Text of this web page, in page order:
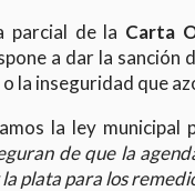
parcial de la Carta
a dar la
la inseguridad que
la ley municipal
de que la
plata para los